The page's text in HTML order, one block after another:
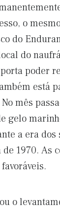
o
do
do
poder
está
mês
gelo
a era dos
1970. As
o